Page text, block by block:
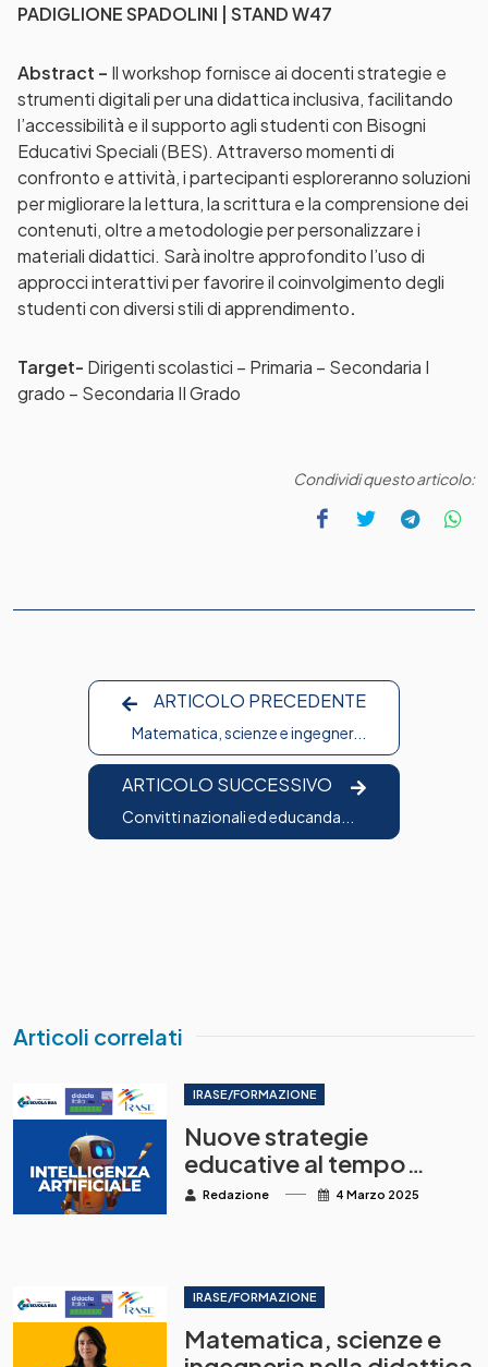
PADIGLIONE SPADOLINI | STAND W47
Abstract – Il workshop fornisce ai docenti strategie e
strumenti digitali per una didattica inclusiva, facilitando
l’accessibilità e il supporto agli studenti con Bisogni
Educativi Speciali (BES). Attraverso momenti di
confronto e attività, i partecipanti esploreranno soluzioni
per migliorare la lettura, la scrittura e la comprensione dei
contenuti, oltre a metodologie per personalizzare i
materiali didattici. Sarà inoltre approfondito l’uso di
approcci interattivi per favorire il coinvolgimento degli
studenti con diversi stili di apprendimento.
Target- Dirigenti scolastici – Primaria – Secondaria I
grado – Secondaria II Grado
Condividi questo articolo:
ARTICOLO PRECEDENTE
Matematica, scienze e ingegner...
ARTICOLO SUCCESSIVO
Convitti nazionali ed educanda...
Articoli correlati
IRASE/FORMAZIONE
Nuove strategie
educative al tempo
dell’intelligenza
Redazione 4 Marzo 2025
IRASE/FORMAZIONE
Matematica, scienze e